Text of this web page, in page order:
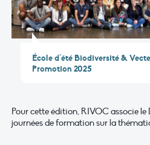
École d’été Biodiversité &
Promotion 2025
Pour cette édition, RIVOC associe
journées de formation sur la